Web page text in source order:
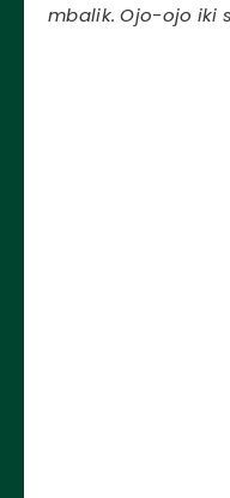
mbalik. Ojo-ojo iki